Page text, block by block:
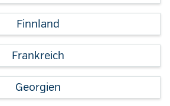
Finnland
Frankreich
Georgien